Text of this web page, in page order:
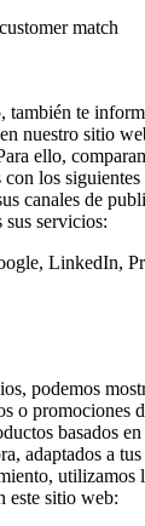
match
también te
nuestro sitio
ello,
los
canales de
servicios:
LinkedIn,
podemos
o promociones
basados
adaptados a
utilizamos
este sitio web: